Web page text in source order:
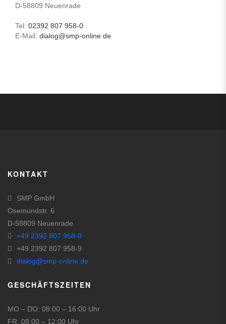
D-58809 Neuenrade
Tel: 02392 807 958-0
E-Mail: dialog@smp-online.de
KONTAKT
SMP GmbH
Osemundstr. 6
D-58809 Neuenrade
+49 2392 807 958-0
+49 2392 807 958-9
dialog@smp-online.de
GESCHÄFTSZEITEN
MO – DO: 08:00 – 16:00 Uhr
FR: 08:00 – 12:00 Uhr